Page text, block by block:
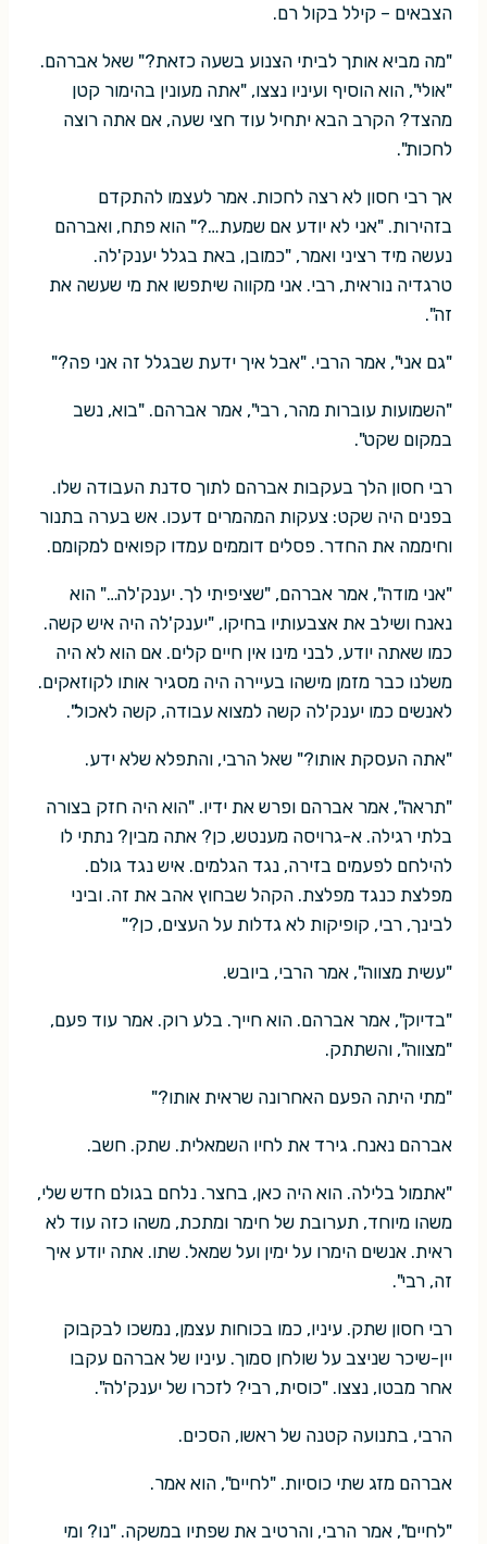
הצבאים – קילל בקול רם.
"מה מביא אותך לביתי הצנוע בשעה כזאת?" שאל אברהם.
"אולי", הוא הוסיף ועיניו נצצו, "אתה מעונין בהימור קטן
מהצד? הקרב הבא יתחיל עוד חצי שעה, אם אתה רוצה
לחכות".
אך רבי חסון לא רצה לחכות. אמר לעצמו להתקדם
בזהירות. "אני לא יודע אם שמעת…?" הוא פתח, ואברהם
נעשה מיד רציני ואמר, "כמובן, באת בגלל יענק'לה.
טרגדיה נוראית, רבי. אני מקווה שיתפשו את מי שעשה את
זה".
"גם אני", אמר הרבי. "אבל איך ידעת שבגלל זה אני פה?"
"השמועות עוברות מהר, רבי", אמר אברהם. "בוא, נשב
במקום שקט".
רבי חסון הלך בעקבות אברהם לתוך סדנת העבודה שלו.
בפנים היה שקט: צעקות המהמרים דעכו. אש בערה בתנור
וחיממה את החדר. פסלים דוממים עמדו קפואים למקומם.
"אני מודה", אמר אברהם, "שציפיתי לך. יענק'לה…" הוא
נאנח ושילב את אצבעותיו בחיקו, "יענק'לה היה איש קשה.
כמו שאתה יודע, לבני מינו אין חיים קלים. אם הוא לא היה
משלנו כבר מזמן מישהו בעיירה היה מסגיר אותו לקוזאקים.
לאנשים כמו יענק'לה קשה למצוא עבודה, קשה לאכול".
"אתה העסקת אותו?" שאל הרבי, והתפלא שלא ידע.
"תראה", אמר אברהם ופרש את ידיו. "הוא היה חזק בצורה
בלתי רגילה. א-גרויסה מענטש, כן? אתה מבין? נתתי לו
להילחם לפעמים בזירה, נגד הגלמים. איש נגד גולם.
מפלצת כנגד מפלצת. הקהל שבחוץ אהב את זה. וביני
לבינך, רבי, קופיקות לא גדלות על העצים, כן?"
"עשית מצווה", אמר הרבי, ביובש.
"בדיוק", אמר אברהם. הוא חייך. בלע רוק. אמר עוד פעם,
"מצווה", והשתתק.
"מתי היתה הפעם האחרונה שראית אותו?"
אברהם נאנח. גירד את לחיו השמאלית. שתק. חשב.
"אתמול בלילה. הוא היה כאן, בחצר. נלחם בגולם חדש שלי,
משהו מיוחד, תערובת של חימר ומתכת, משהו כזה עוד לא
ראית. אנשים הימרו על ימין ועל שמאל. שתו. אתה יודע איך
זה, רבי".
רבי חסון שתק. עיניו, כמו בכוחות עצמן, נמשכו לבקבוק
יין-שיכר שניצב על שולחן סמוך. עיניו של אברהם עקבו
אחר מבטו, נצצו. "כוסית, רבי? לזכרו של יענק'לה".
הרבי, בתנועה קטנה של ראשו, הסכים.
אברהם מזג שתי כוסיות. "לחיים", הוא אמר.
"לחיים", אמר הרבי, והרטיב את שפתיו במשקה. "נו? ומי